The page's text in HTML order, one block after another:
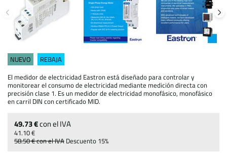
NUEVO
REBAJA
El medidor de electricidad Eastron está diseñado para controlar y
monitorear el consumo de electricidad mediante medición directa con
precisión clase 1. Es un medidor de electricidad monofásico, monofásico
en carril DIN con certificado MID.
49.73 €con el IVA
41.10 €
58.50 €con el IVA Descuento 15%